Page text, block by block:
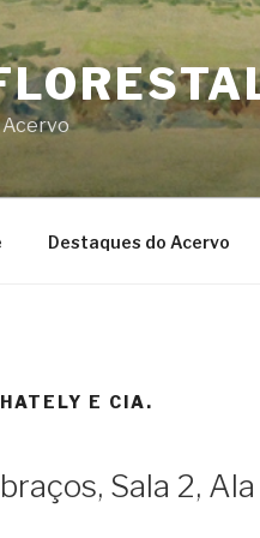
Acervo
Destaques do Acervo
E CIA.
Sala 2,